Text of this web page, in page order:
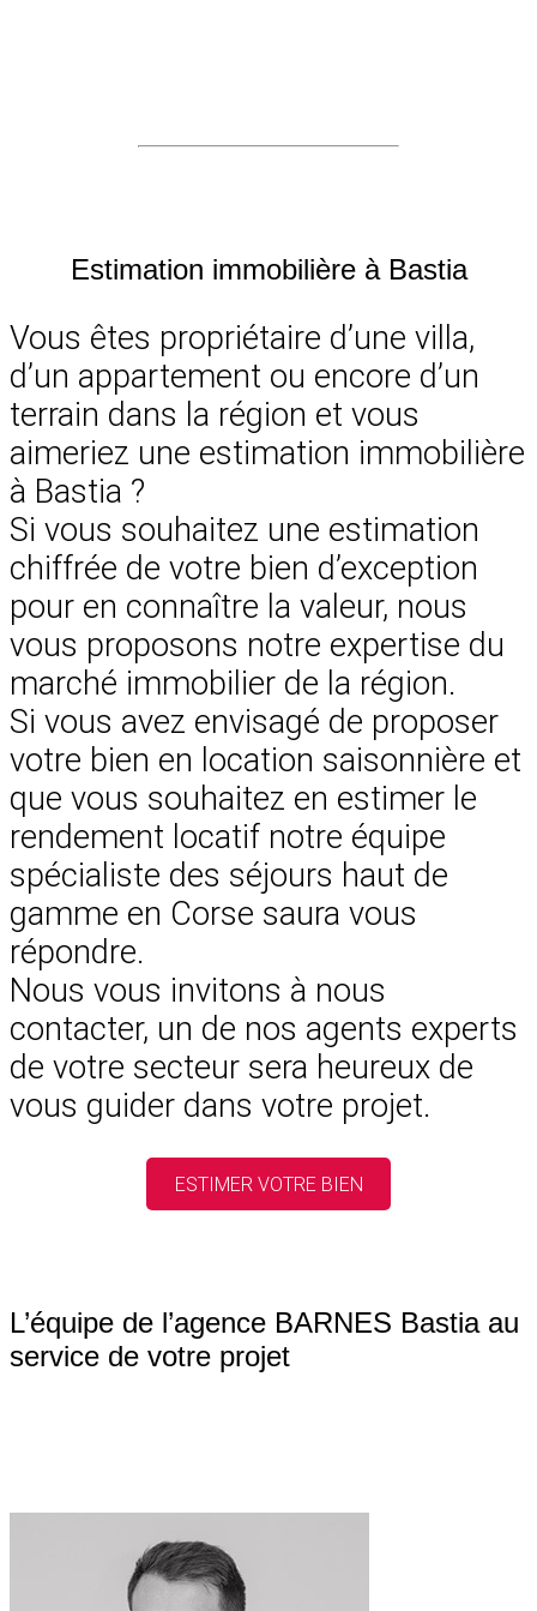
Estimation immobilière à Bastia
Vous êtes propriétaire d’une villa,
d’un appartement ou encore d’un
terrain dans la région et vous
aimeriez une estimation immobilière
à Bastia ?
Si vous souhaitez une estimation
chiffrée de votre bien d’exception
pour en connaître la valeur, nous
vous proposons notre expertise du
marché immobilier de la région.
Si vous avez envisagé de proposer
votre bien en location saisonnière et
que vous souhaitez en estimer le
rendement locatif notre équipe
spécialiste des séjours haut de
gamme en Corse saura vous
répondre.
Nous vous invitons à nous
contacter, un de nos agents experts
de votre secteur sera heureux de
vous guider dans votre projet.
ESTIMER VOTRE BIEN
L’équipe de l’agence BARNES Bastia au
service de votre projet